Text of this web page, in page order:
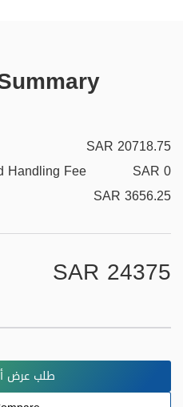
SAR 20718.75
Handling Fee
SAR 0
SAR 3656.25
SAR 24375
طلب عرض